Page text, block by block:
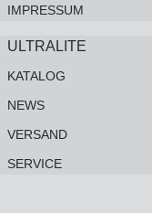
IMPRESSUM
ULTRALITE
KATALOG
NEWS
VERSAND
SERVICE